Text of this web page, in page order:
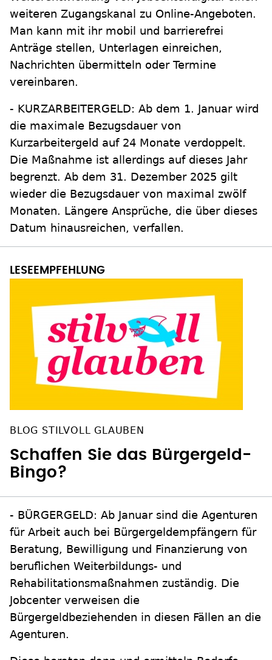
weiteren Zugangskanal zu Online-Angeboten.
Man kann mit ihr mobil und barrierefrei
Anträge stellen, Unterlagen einreichen,
Nachrichten übermitteln oder Termine
vereinbaren.
- KURZARBEITERGELD: Ab dem 1. Januar wird
die maximale Bezugsdauer von
Kurzarbeitergeld auf 24 Monate verdoppelt.
Die Maßnahme ist allerdings auf dieses Jahr
begrenzt. Ab dem 31. Dezember 2025 gilt
wieder die Bezugsdauer von maximal zwölf
Monaten. Längere Ansprüche, die über dieses
Datum hinausreichen, verfallen.
BLOG STILVOLL GLAUBEN
Schaffen Sie das Bürgergeld-
Bingo?
- BÜRGERGELD: Ab Januar sind die Agenturen
für Arbeit auch bei Bürgergeldempfängern für
Beratung, Bewilligung und Finanzierung von
beruflichen Weiterbildungs- und
Rehabilitationsmaßnahmen zuständig. Die
Jobcenter verweisen die
Bürgergeldbeziehenden in diesen Fällen an die
Agenturen.